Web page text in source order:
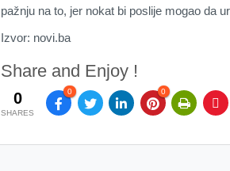
pažnju na to, jer nokat bi poslije mogao da
Izvor: novi.ba
Share and Enjoy !
0
SHARES
0 0